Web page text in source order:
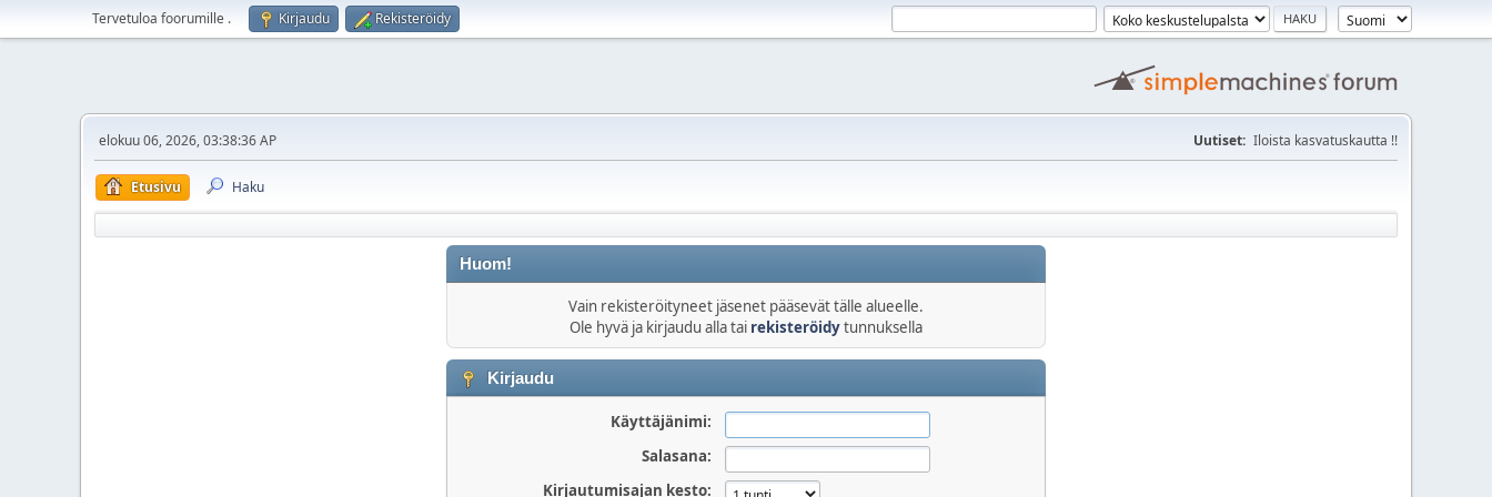
Tervetuloa foorumille . Kirjaudu Rekisteröidy
elokuu 06, 2026, 03:38:36 AP Uutiset: Iloista kasvatuskautta !!
Etusivu Haku
Huom!
Vain rekisteröityneet jäsenet pääsevät tälle alueelle.
Ole hyvä ja kirjaudu alla tai rekisteröidytunnuksella
Kirjaudu
Käyttäjänimi:
Salasana:
Kirjautumisajan kesto: